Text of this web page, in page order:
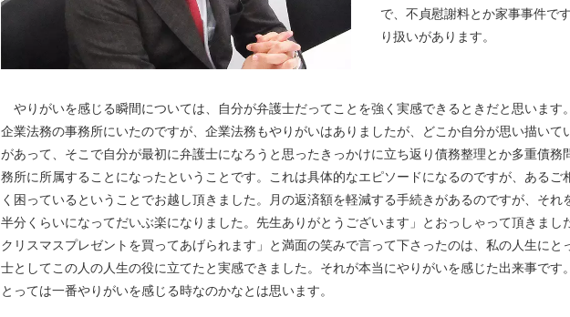
で、不貞慰謝料とか家事事件で
り扱いがあります。
やりがいを感じる瞬間については、自分が弁護士だってことを強く実感できるときだと思います
企業法務の事務所にいたのですが、企業法務もやりがいはありましたが、どこか自分が思い描いて
があって、そこで自分が最初に弁護士になろうと思ったきっかけに立ち返り債務整理とか多重債務
務所に所属することになったということです。これは具体的なエピソードになるのですが、あるご
く困っているということでお越し頂きました。月の返済額を軽減する手続きがあるのですが、そ
半分くらいになってだいぶ楽になりました。先生ありがとうございます」とおっしゃって頂きまし
クリスマスプレゼントを買ってあげられます」と満面の笑みで言って下さったのは、私の人生にと
士としてこの人の人生の役に立てたと実感できました。それが本当にやりがいを感じた出来事です
とっては一番やりがいを感じる時なのかなとは思います。